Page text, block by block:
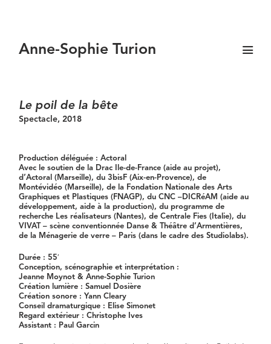
Anne-Sophie Turion
Le poil de la bête
Spectacle, 2018
Production déléguée : Actoral
Avec le soutien de la Drac Ile-de-France (aide au projet),
d’Actoral (Marseille), du 3bisF (Aix-en-Provence), de
Montévidéo (Marseille),de la Fondation Nationale des Arts
Graphiques et Plastiques (FNAGP),du CNC –DICRéAM (aide au
développement, aideà la production), du programme de
recherche Les réalisateurs (Nantes), de Centrale Fies(Italie), du
VIVAT – scène conventionnée Danse & Théâtre d’Armentières,
de la Ménagerie de verre – Paris (dans le cadre desStudiolabs).
Durée : 55′
Conception, scénographie et interprétation :
Jeanne Moynot & Anne-Sophie Turion
Création lumière : Samuel Dosière
Création sonore : Yann Cleary
Conseil dramaturgique : Elise Simonet
Regard extérieur : Christophe Ives
Assistant : Paul Garcin